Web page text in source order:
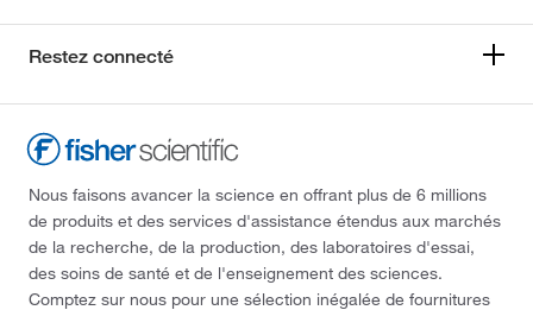
Restez connecté
Nous faisons avancer la science en offrant plus de 6 millions
de produits et des services d'assistance étendus aux marchés
de la recherche, de la production, des laboratoires d'essai,
des soins de santé et de l'enseignement des sciences.
Comptez sur nous pour une sélection inégalée de fournitures